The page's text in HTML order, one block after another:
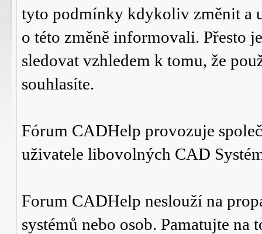
tyto podmínky kdykoliv změnit a
o této změně informovali. Přesto
sledovat vzhledem k tomu, že
souhlasíte.
Fórum CADHelp provozuje
uživatele libovolných CAD
Forum CADHelp neslouží na
systémů nebo osob. Pamatujte